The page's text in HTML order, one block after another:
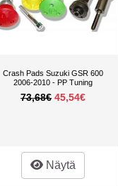
Crash Pads Suzuki GSR 600
2006-2010 - PP Tuning
73,68€ 45,54€
Näytä